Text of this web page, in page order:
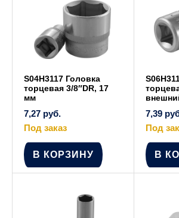
S04H3117 Головка
торцевая 3/8″DR, 17
мм
7,27 руб.
Под заказ
В КОРЗИНУ
7,39
Под
В